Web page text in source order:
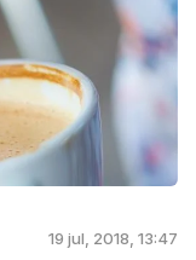
19 jul, 2018, 13:47